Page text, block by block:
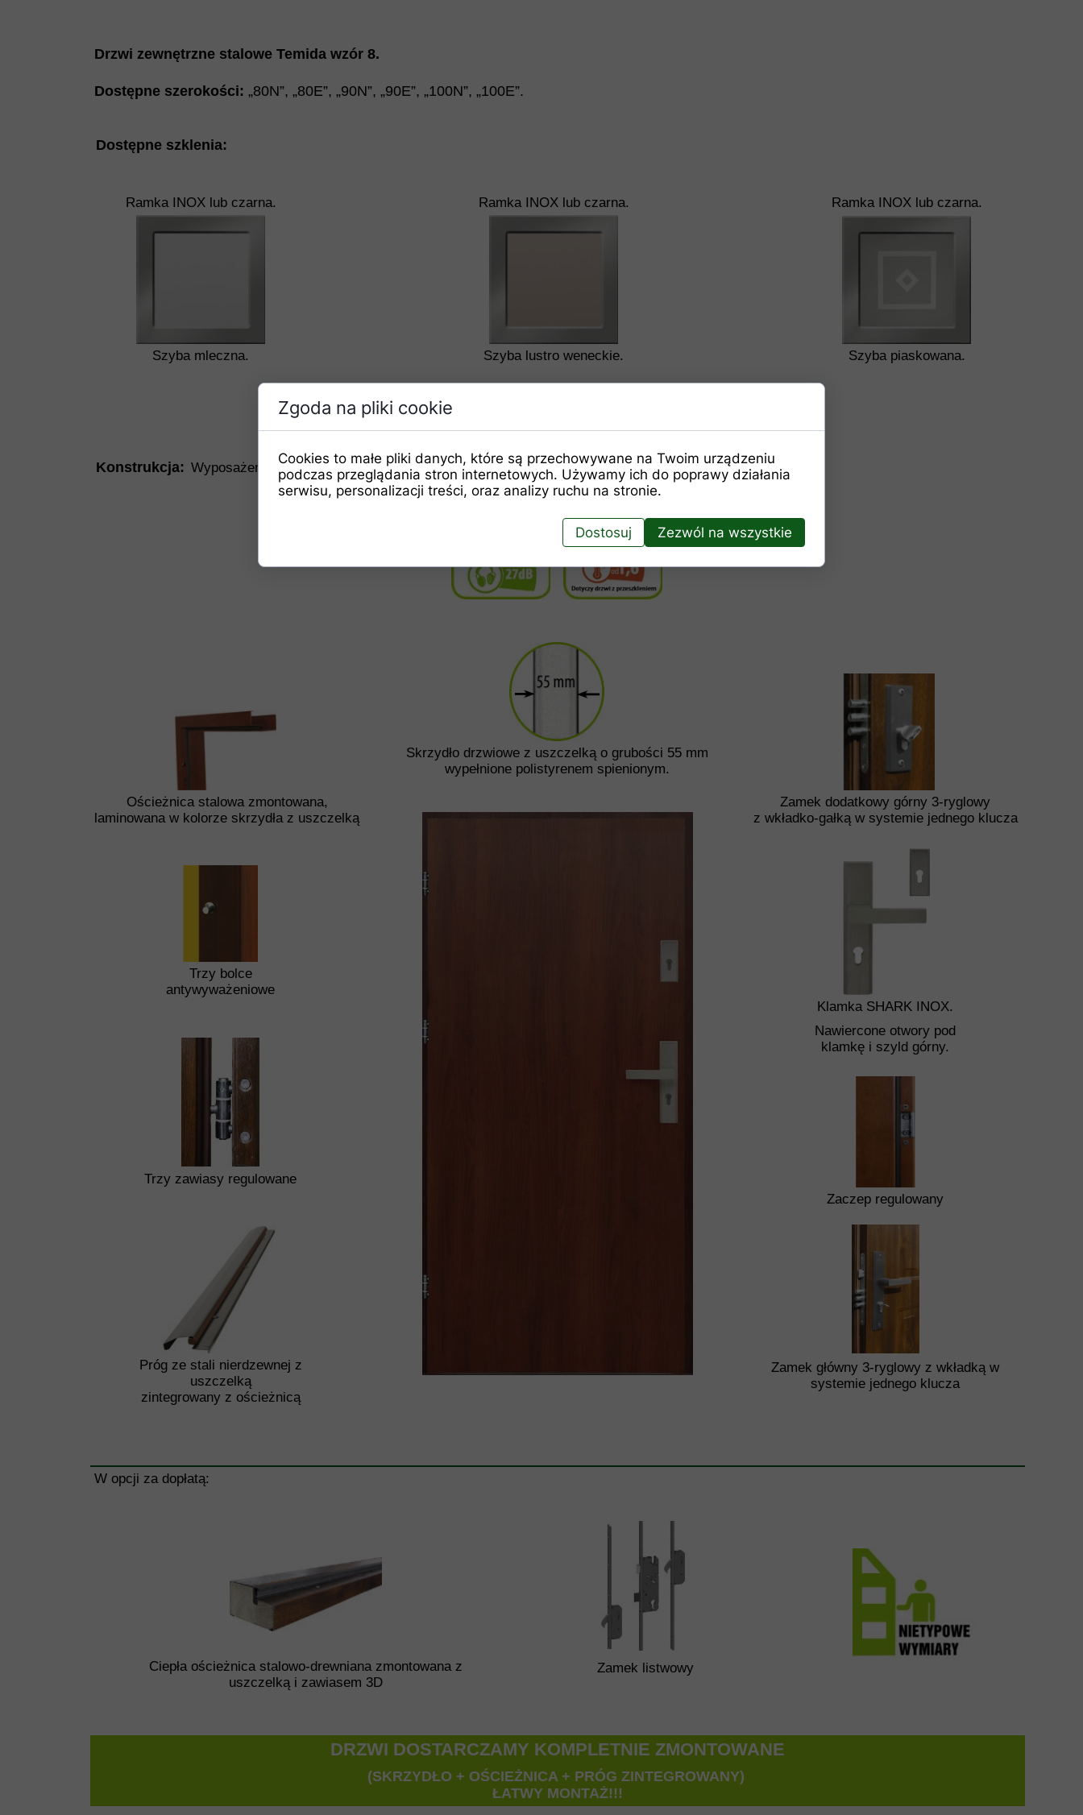
Ramka INOX lub czarna.
Szyba piaskowana.
Ramka INOX lub czarna.
Szyba lustro weneckie.
Ramka INOX lub czarna.
Szyba mleczna.
Dostępne szklenia:
Ciepła ościeżnica stalowo-drewniana zmontowana z
uszczelką i zawiasem 3D
Zamek listwowy
Zaczep regulowany
Zamek główny 3-ryglowy z wkładką w
systemie jednego klucza
Zamek dodatkowy górny 3-ryglowy
z wkładko-gałką w systemie jednego klucza
Nawiercone otwory pod
klamkę i szyld górny.
W opcji za dopłatą:
Klamka SHARK INOX.
(SKRZYDŁO + OŚCIEŻNICA + PRÓG ZINTEGROWANY)
ŁATWY MONTAŻ!!!
DRZWI DOSTARCZAMY KOMPLETNIE ZMONTOWANE
Skrzydło drzwiowe z uszczelką o grubości 55 mm
wypełnione polistyrenem spienionym.
Próg ze stali nierdzewnej z
uszczelką
zintegrowany z ościeżnicą
Wyposażenie kompletnych zewnętrznych drzwi w standardzie.
Trzy zawiasy regulowane
Trzy bolce
antywyważeniowe
Ościeżnica stalowa zmontowana,
laminowana w kolorze skrzydła z uszczelką
Konstrukcja:
Drzwi zewnętrzne stalowe Temida wzór 8.
Dostępne szerokości: „80N”, „80E”, „90N”, „90E”, „100N”, „100E”.
Zgoda na pliki cookie
Cookies to małe pliki danych, które są przechowywane na Twoim urządzeniu
podczas przeglądania stron internetowych. Używamy ich do poprawy działania
serwisu, personalizacji treści, oraz analizy ruchu na stronie.
Dostosuj Zezwól na wszystkie